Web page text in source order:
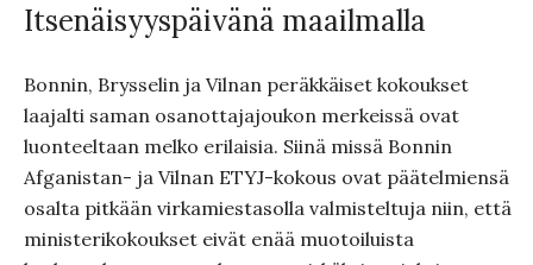
Itsenäisyyspäivänä maailmalla
Bonnin, Brysselin ja Vilnan peräkkäiset kokoukset
laajalti saman osanottajajoukon merkeissä ovat
luonteeltaan melko erilaisia. Siinä missä Bonnin
Afganistan- ja Vilnan ETYJ-kokous ovat päätelmiensä
osalta pitkään virkamiestasolla valmisteltuja niin, että
ministerikokoukset eivät enää muotoiluista